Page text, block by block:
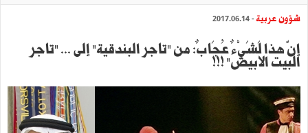
شؤون عربية- 2017.06.14
إنّ هذا لَشَيْءٌ عُجَابٌ: من "تاجر البندقية" إلى ... "تاجر
البيت الابيض" !!!